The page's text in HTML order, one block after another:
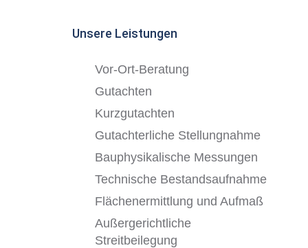
Unsere Leistungen
Vor-Ort-Beratung
Gutachten
Kurzgutachten
Gutachterliche Stellungnahme
Bauphysikalische Messungen
Technische Bestandsaufnahme
Flächenermittlung und Aufmaß
Außergerichtliche
Streitbeilegung